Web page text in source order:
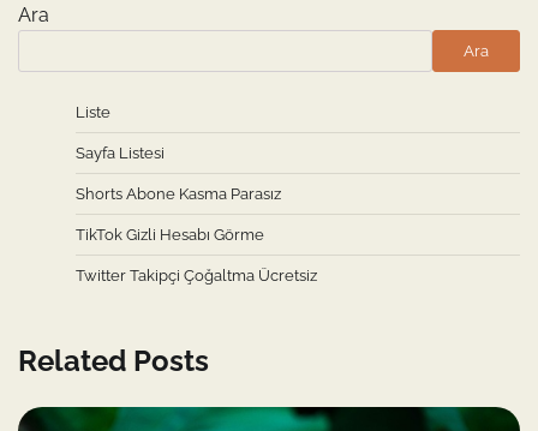
Ara
Ara
Liste
Sayfa Listesi
Shorts Abone Kasma Parasız
TikTok Gizli Hesabı Görme
Twitter Takipçi Çoğaltma Ücretsiz
Related Posts